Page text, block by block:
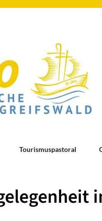
Tourismuspastoral